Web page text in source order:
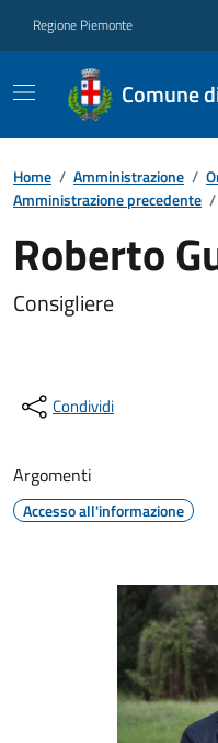
Regione Piemonte
Comune
Home / Amministrazione /
Amministrazione precedente /
Roberto
Consigliere
Condividi
Argomenti
Accesso all'informazione